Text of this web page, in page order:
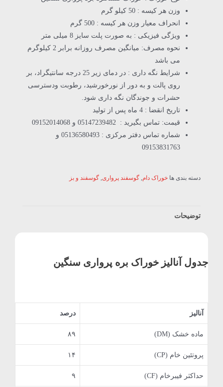
وزن هر کیسه : 50 کیلو گرم
انحراف معیار وزن هر کیسه : 500 گرم
ویژگی فیزیکی : به صورت پلت سایز 8 میلی متر
نحوه مصرف: میانگین مصرف روزانه برابر 2 کیلوگرم
می باشد
شرایط نگه داری : در دمای زیر 25 درجه سانتیگراد، بر
روی پالت و به دور از نورخورشید، رطوبت ودسترسی
حشرات و جوندگان نگه داری شود.
تاریخ انقضا : 4 ماه پس از تولید
قیمت: تماس بگیرید : 05147239482 و 09152014068
شماره تماس دفتر مرکزی : 05136580493 و
09153831763
دسته بندی ها خوراک دام, گوسفند پرواری, گوسفند و بز
توضیحات
جدول آنالیز خوراک بره پرواری سنگین
آنالیز درصد
ماده خشک (DM) ۸۹
پروتئین خام (CP) ۱۴
حداکثر فیبرخام (CF) ۹